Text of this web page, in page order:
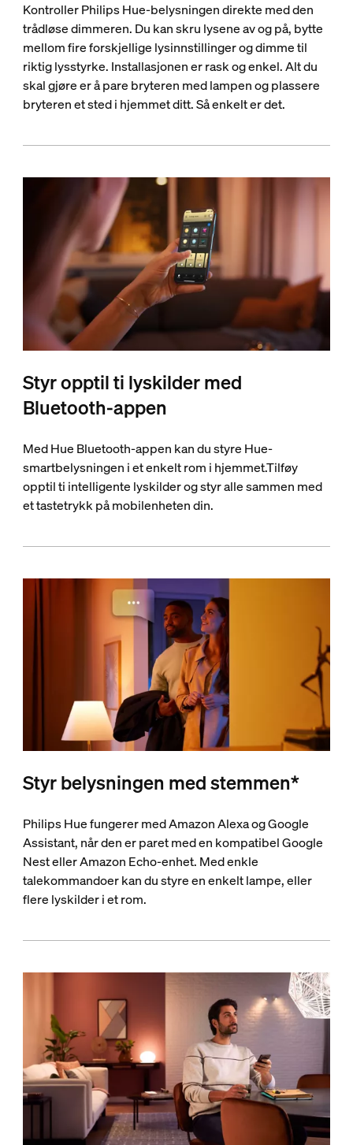
Kontroller Philips Hue-belysningen direkte med den
trådløse dimmeren. Du kan skru lysene av og på, bytte
mellom fire forskjellige lysinnstillinger og dimme til
riktig lysstyrke. Installasjonen er rask og enkel. Alt du
skal gjøre er å pare bryteren med lampen og plassere
bryteren et sted i hjemmet ditt. Så enkelt er det.
Styr opptil ti lyskilder med
Bluetooth-appen
Med Hue Bluetooth-appen kan du styre Hue-
smartbelysningen i et enkelt rom i hjemmet.Tilføy
opptil ti intelligente lyskilder og styr alle sammen med
et tastetrykk på mobilenheten din.
Styr belysningen med stemmen*
Philips Hue fungerer med Amazon Alexa og Google
Assistant, når den er paret med en kompatibel Google
Nest eller Amazon Echo-enhet. Med enkle
talekommandoer kan du styre en enkelt lampe, eller
flere lyskilder i et rom.